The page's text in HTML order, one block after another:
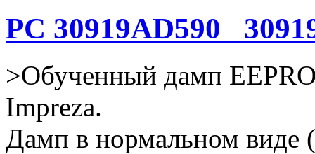
PC 30919AD590_
>Обученный дамп
Impreza.
Дамп в нормальном виде